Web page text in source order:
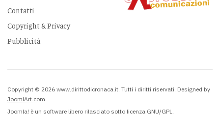
Contatti
Copyright & Privacy
Pubblicità
Copyright © 2026 www.dirittodicronaca.it. Tutti i diritti riservati. Designed by
JoomlArt.com.
Joomla! è un software libero rilasciato sotto licenza GNU/GPL.